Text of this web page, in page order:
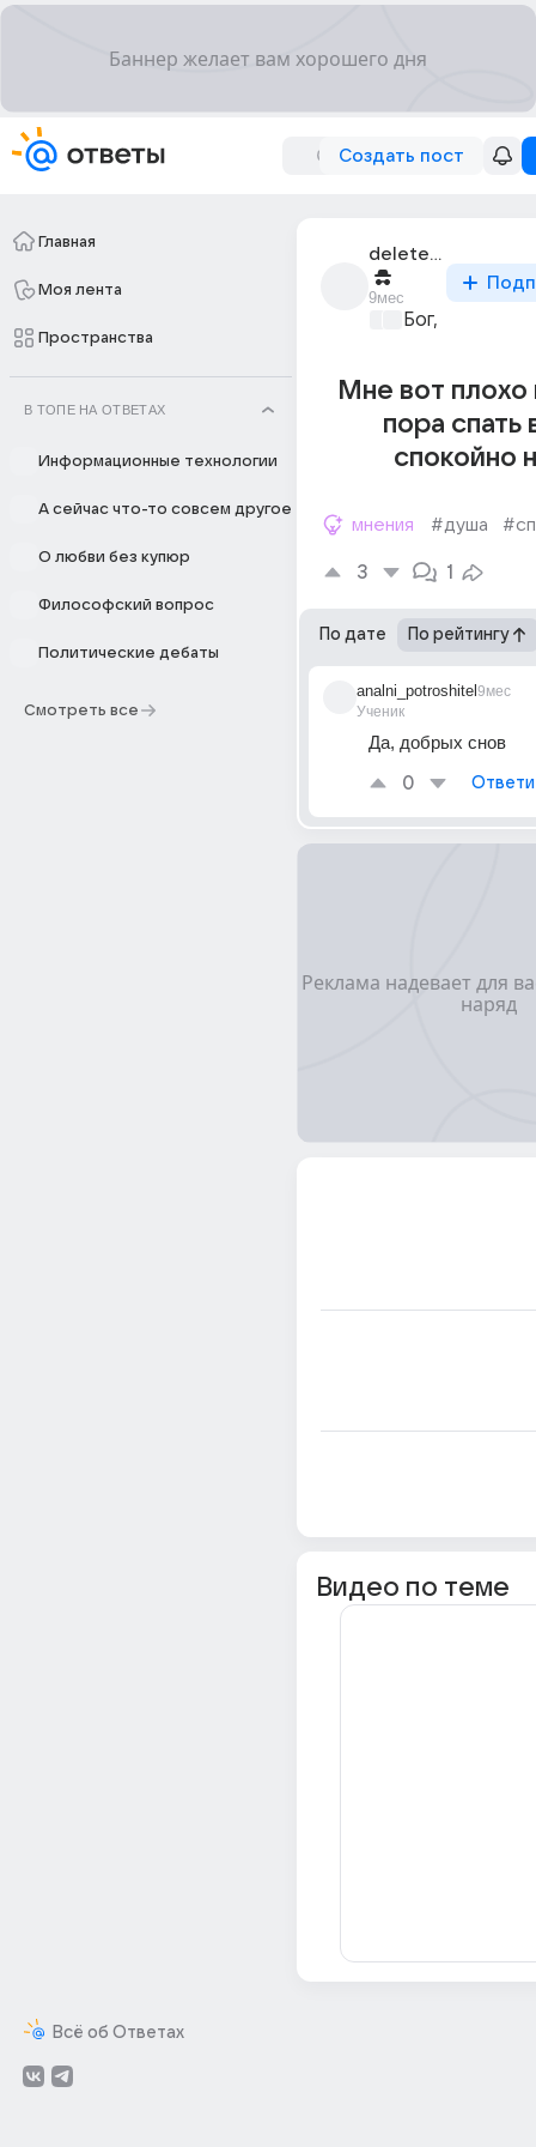
Создать пост
Главная
Моя лента
Пространства
В ТОПЕ НА ОТВЕТАХ
Информационные технологии
А сейчас что-то совсем другое
О любви без купюр
Философский вопрос
Политические дебаты
Смотреть все
Всё об Ответах
deleted_342860559_
9мес
Бог, вера,
Мне вот
пора спать
спокойно
мнения #душа
3 1
По дате По рейтингу
analni_potroshitel
Ученик
9мес
Да, добрых снов
0
Видео по теме